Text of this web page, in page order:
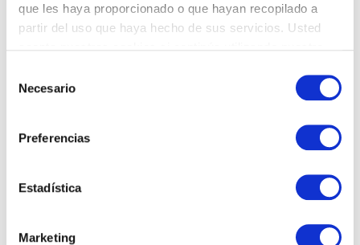
que les haya proporcionado o que hayan recopilado a
partir del uso que haya hecho de sus servicios. Usted
Necesario
Preferencias
Estadística
Marketing